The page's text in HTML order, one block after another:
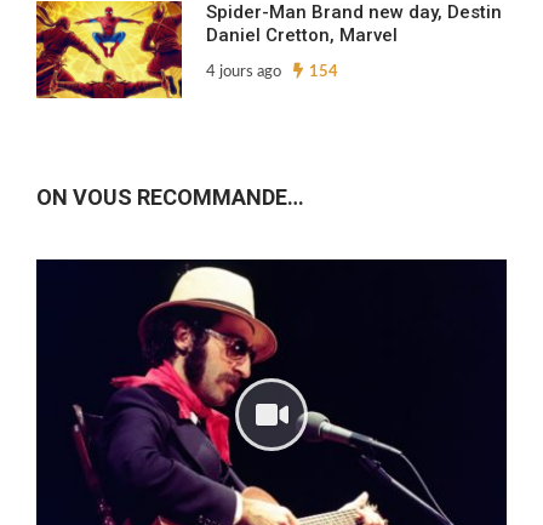
Spider-Man Brand new day, Destin
Daniel Cretton, Marvel
4 jours ago 154
ON VOUS RECOMMANDE…